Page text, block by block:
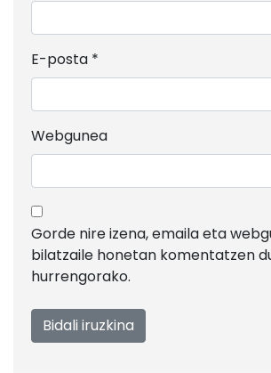
E-posta *
Webgunea
Gorde nire izena, emaila eta
bilatzaile honetan komentatzen
hurrengorako.